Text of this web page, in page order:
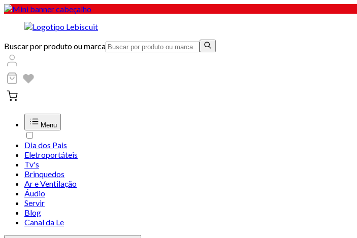
Buscar por produto ou marca
Menu
Dia dos Pais
Eletroportáteis
Tv's
Brinquedos
Ar e Ventilação
Áudio
Servir
Blog
Canal da Le